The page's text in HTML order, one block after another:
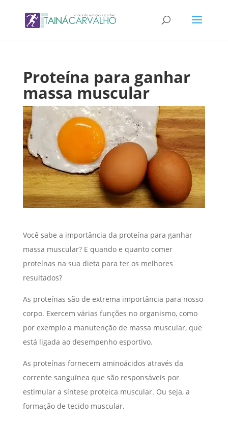
Proteína para ganhar
massa muscular
Você sabe a importância da proteína para ganhar
massa muscular? E quando e quanto comer
proteínas na sua dieta para ter os melhores
resultados?
As proteínas são de extrema importância para nosso
corpo. Exercem várias funções no organismo, como
por exemplo a manutenção de massa muscular, que
está ligada ao desempenho esportivo.
As proteínas fornecem aminoácidos através da
corrente sanguínea que são responsáveis por
estimular a síntese proteica muscular. Ou seja, a
formação de tecido muscular.